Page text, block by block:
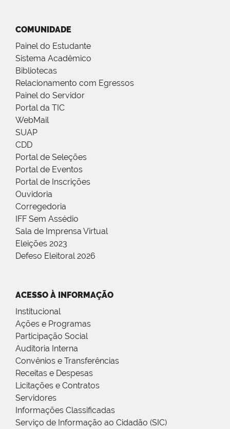
COMUNIDADE
Painel do Estudante
Sistema Acadêmico
Bibliotecas
Relacionamento com Egressos
Painel do Servidor
Portal da TIC
WebMail
SUAP
CDD
Portal de Seleções
Portal de Eventos
Portal de Inscrições
Ouvidoria
Corregedoria
IFF Sem Assédio
Sala de Imprensa Virtual
Eleições 2023
Defeso Eleitoral 2026
ACESSO À INFORMAÇÃO
Institucional
Ações e Programas
Participação Social
Auditoria Interna
Convênios e Transferências
Receitas e Despesas
Licitações e Contratos
Servidores
Informações Classificadas
Serviço de Informação ao Cidadão (SIC)